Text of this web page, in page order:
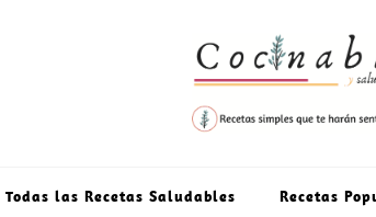
Todas las Recetas Saludables Recetas